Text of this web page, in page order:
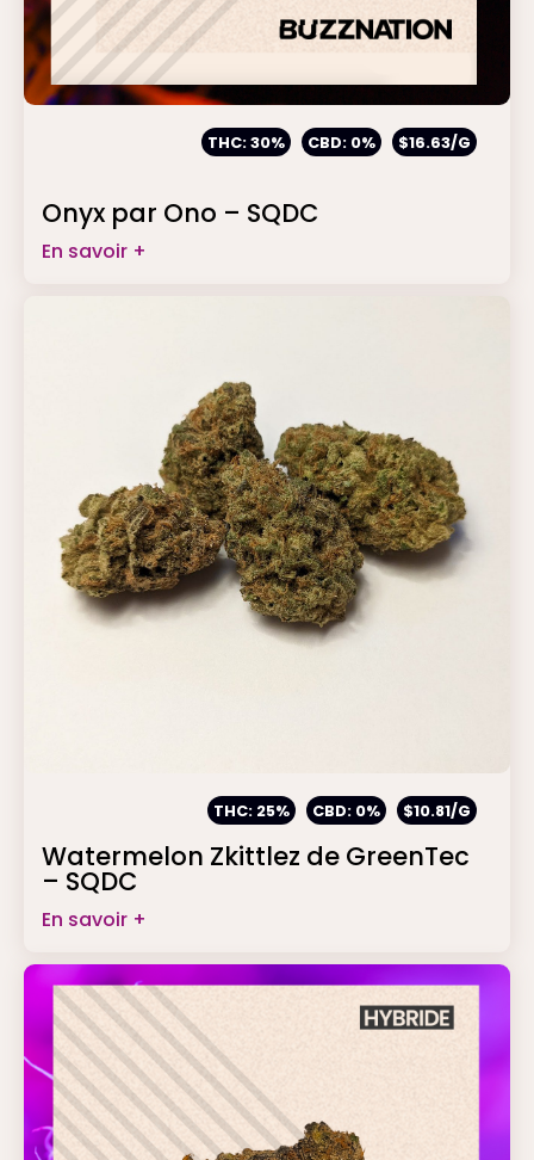
THC: 30% CBD: 0% $16.63/G
Onyx par Ono – SQDC
En savoir +
THC: 25% CBD: 0% $10.81/G
Watermelon Zkittlez de GreenTec
– SQDC
En savoir +